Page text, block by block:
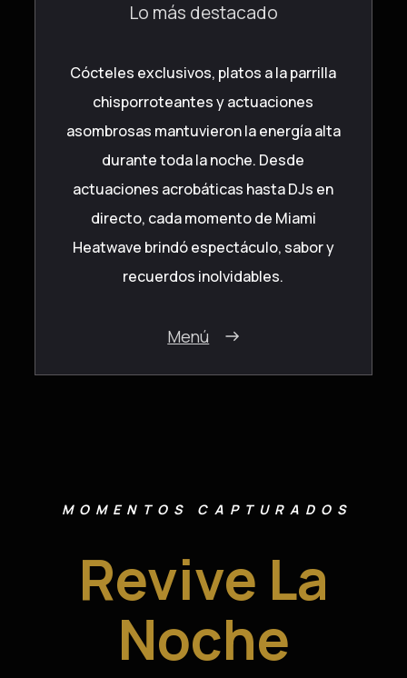
Lo más destacado
Cócteles exclusivos, platos a la parrilla
chisporroteantes y actuaciones
asombrosas mantuvieron la energía alta
durante toda la noche. Desde
actuaciones acrobáticas hasta DJs en
directo, cada momento de Miami
Heatwave brindó espectáculo, sabor y
recuerdos inolvidables.
Menú
MOMENTOS CAPTURADOS
Revive La
Noche